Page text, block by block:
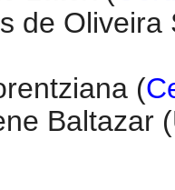
de Oliveira
(
Baltazar